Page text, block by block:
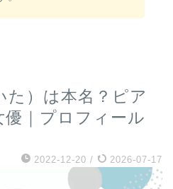
た）は本名？ピア
優｜プロフィール
2022-12-20 / 2026-07-17